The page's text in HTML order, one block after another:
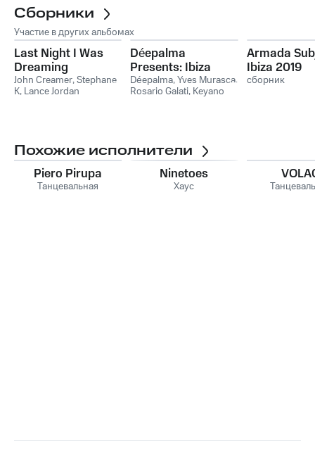
Сборники
Участие в других альбомах
Last Night I Was
Dreaming
John Creamer,Stephane
K, Lance Jordan
Déepalma
Presents: Ibiza
Winter Moods
Déepalma,Yves Murasca,
Rosario Galati, Keyano
Armada
Ibiza 2019
сборник
Похожие исполнители
Piero Pirupa
Танцевальная
Ninetoes
Хаус